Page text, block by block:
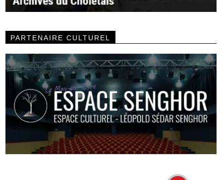
PARTENAIRE CULTUREL